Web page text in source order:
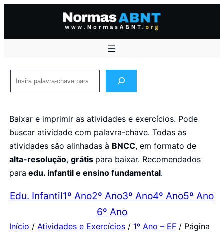
Baixar e imprimir as atividades e exercícios. Pode
buscar atividade com palavra-chave. Todas as
atividades são alinhadas à BNCC, em formato de
alta-resolução,grátis para baixar. Recomendados
para edu. infantil e ensino fundamental.
Edu. Infantil1º Ano2º Ano3º Ano4º Ano5º Ano
6º Ano
Início / Atividades e Exercícios / 1º Ano – EF / Página